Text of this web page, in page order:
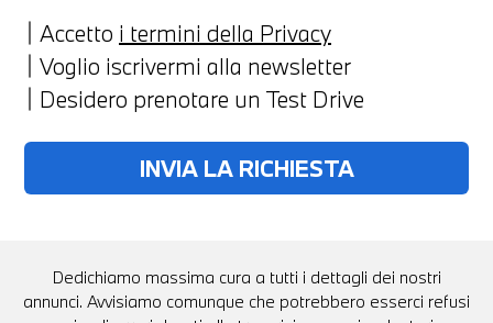
Accetto i termini della Privacy
Voglio iscrivermi alla newsletter
Desidero prenotare un Test Drive
Dedichiamo massima cura a tutti i dettagli dei nostri
annunci. Avvisiamo comunque che potrebbero esserci refusi